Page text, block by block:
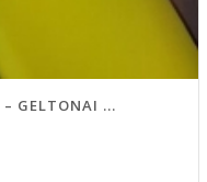
GELTONAI ...